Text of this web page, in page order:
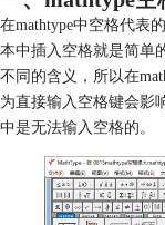
在mathtype中空格代表
本中插入空格就是简单
不同的含义，所以在
为直接输入空格键会影
中是无法输入空格的。